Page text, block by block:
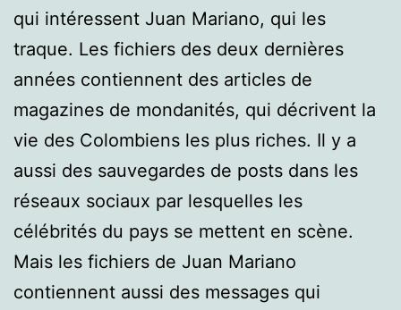
qui intéressent Juan Mariano, qui les
traque. Les fichiers des deux dernières
années contiennent des articles de
magazines de mondanités, qui décrivent la
vie des Colombiens les plus riches. Il y a
aussi des sauvegardes de posts dans les
réseaux sociaux par lesquelles les
célébrités du pays se mettent en scène.
Mais les fichiers de Juan Mariano
contiennent aussi des messages qui